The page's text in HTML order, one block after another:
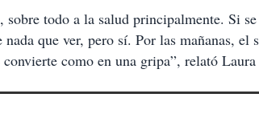
sobre todo a la salud principalmente. Si
que ver, pero sí. Por las mañanas, el
como en una gripa”, relató